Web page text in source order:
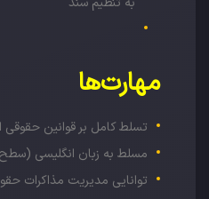
مهارت‌ها
تسلط کامل بر قوانین حقوقی
مسلط به زبان انگلیسی
توانایی مدیریت مذاکرات